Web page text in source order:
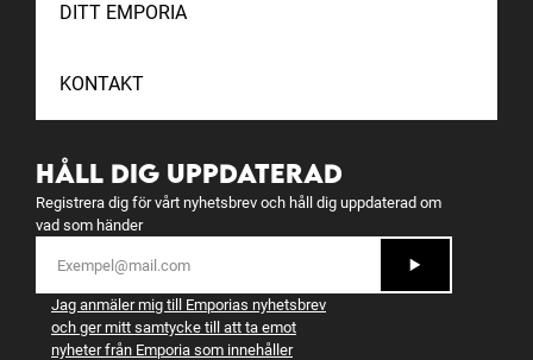
DITT EMPORIA
KONTAKT
HÅLL DIG UPPDATERAD
Registrera dig för vårt nyhetsbrev och håll dig uppdaterad om
vad som händer
Jag anmäler mig till Emporias nyhetsbrev
och ger mitt samtycke till att ta emot
nyheter från Emporia som innehåller